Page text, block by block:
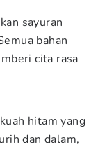
sayuran
bahan
cita rasa
hitam yang
dan dalam,